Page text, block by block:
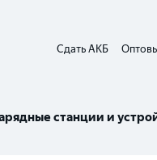
Сдать АКБ
станции и